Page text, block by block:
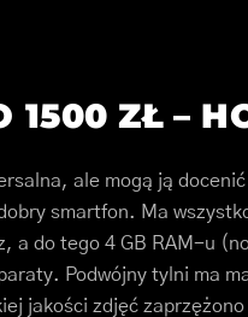
1500 ZŁ –
ale mogą ją
smartfon. Ma
a do tego 4 GB RAM-u
Podwójny tylni ma
jakości zdjęć